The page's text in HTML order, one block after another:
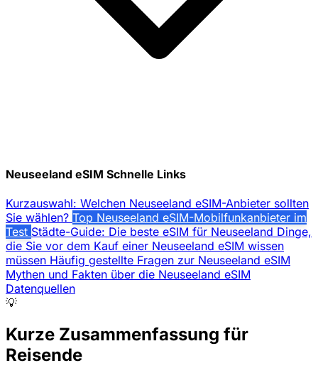
Neuseeland eSIM Schnelle Links
Kurzauswahl: Welchen Neuseeland eSIM-Anbieter sollten
Sie wählen? Top Neuseeland eSIM-Mobilfunkanbieter im
Test Städte-Guide: Die beste eSIM für Neuseeland Dinge,
die Sie vor dem Kauf einer Neuseeland eSIM wissen
müssen Häufig gestellte Fragen zur Neuseeland eSIM
Mythen und Fakten über die Neuseeland eSIM
Datenquellen
💡
Kurze Zusammenfassung für
Reisende